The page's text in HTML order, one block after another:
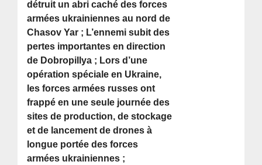
détruit un abri caché des forces
armées ukrainiennes au nord de
Chasov Yar ; L’ennemi subit des
pertes importantes en direction
de Dobropillya ; Lors d’une
opération spéciale en Ukraine,
les forces armées russes ont
frappé en une seule journée des
sites de production, de stockage
et de lancement de drones à
longue portée des forces
armées ukrainiennes ;